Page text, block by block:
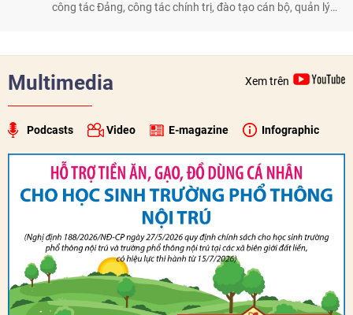
công tác Đảng, công tác chính trị, đào tạo cán bộ, quản lý
Multimedia Xem trên
Podcasts Video E-magazine Infographic